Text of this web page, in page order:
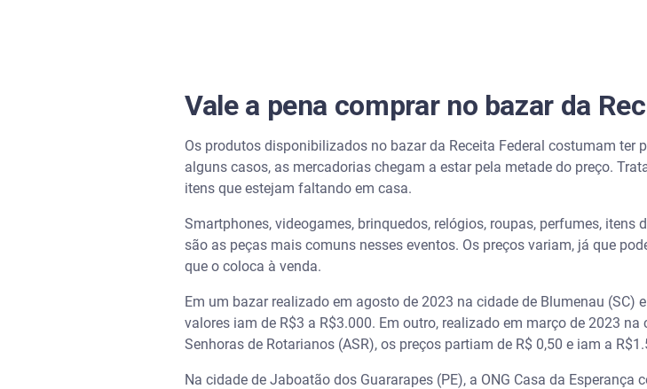
Vale a pena comprar no bazar da
Os produtos disponibilizados no bazar da Receita Federal costumam ter
alguns casos, as mercadorias chegam a estar pela metade do preço.
itens que estejam faltando em casa.
Smartphones, videogames, brinquedos, relógios, roupas, perfumes,
são as peças mais comuns nesses eventos. Os preços variam, já que
que o coloca à venda.
Em um bazar realizado em agosto de 2023 na cidade de Blumenau (SC)
valores iam de R$3 a R$3.000. Em outro, realizado em março de 2023
Senhoras de Rotarianos (ASR), os preços partiam de R$ 0,50 e iam a
Na cidade de Jaboatão dos Guararapes (PE), a ONG Casa da